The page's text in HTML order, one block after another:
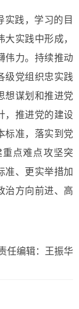
实践，学习的目
实践中形成，
伟力。持续推动
级党组织忠实践
想谋划和推进党
，推进党的建设
标准，落实到党
点难点攻坚突
准、更实举措加
治方向前进、高
任编辑：王振华